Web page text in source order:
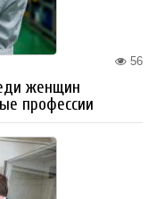
56
женщин
профессии